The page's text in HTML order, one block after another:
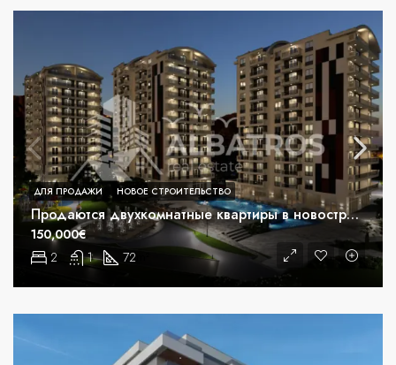
Продаются двухкомнатные квартиры в новостройке в Бьелиши, Бар
2 1 72
150,000€
ДЛЯ ПРОДАЖИ НОВОЕ СТРОИТЕЛЬСТВО